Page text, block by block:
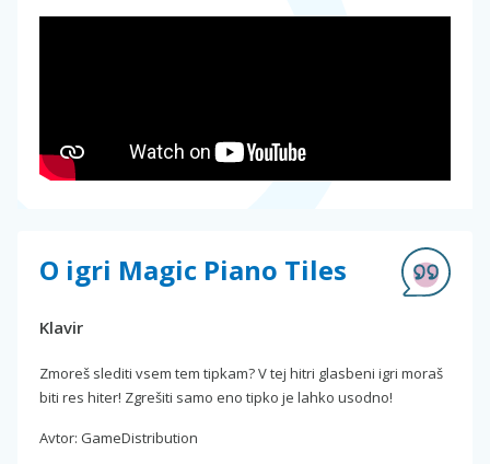
O igri Magic Piano Tiles
Klavir
Zmoreš slediti vsem tem tipkam? V tej hitri glasbeni igri moraš
biti res hiter! Zgrešiti samo eno tipko je lahko usodno!
Avtor: GameDistribution